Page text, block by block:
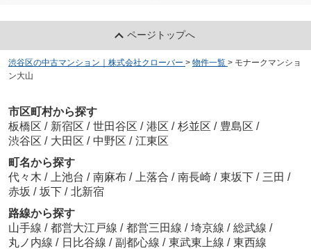
ページトップへ
渋谷区の中古マンション｜株式会社クローバー > 物件一覧 > モナークマンショ
ン大山
市区町村から探す
板橋区 / 新宿区 / 世田谷区 / 港区 / 杉並区 / 豊島区 /
渋谷区 / 大田区 / 中野区 / 江東区
町名から探す
代々木 / 上池台 / 南麻布 / 上落合 / 南長崎 / 東坂下 / 三田 /
赤坂 / 坂下 / 北新宿
路線から探す
山手線 / 都営大江戸線 / 都営三田線 / 埼京線 / 総武線 /
丸ノ内線 / 日比谷線 / 副都心線 / 東武東上線 / 東西線